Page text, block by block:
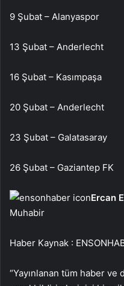
9 Şubat – Alanyaspor
13 Şubat – Anderlecht
16 Şubat – Kasımpaşa
20 Şubat – Anderlecht
23 Şubat – Galatasaray
26 Şubat – Gaziantep FK
Ercan
Muhabir
Haber Kaynak :
“Yayınlanan tüm haber